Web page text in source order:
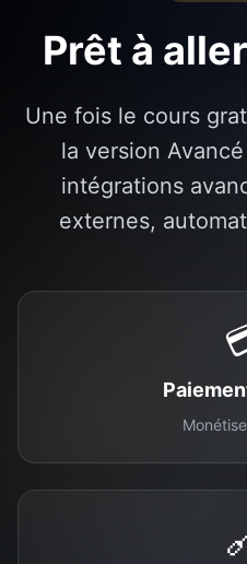
Prêt à
Une fois le cours
la version
intégrations
externes,